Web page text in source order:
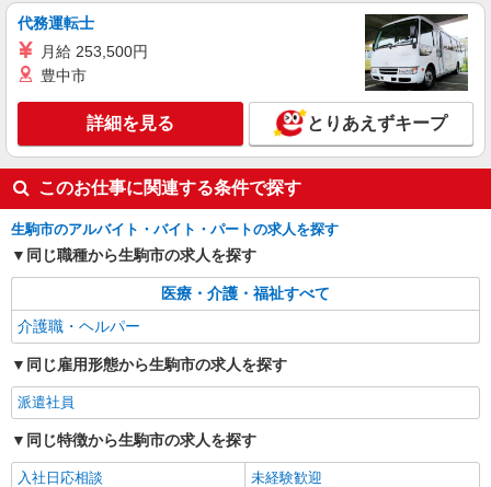
詳細を見る
株式会社kotrio /●NR-H-2100693
生駒市！看護助手で未経験から病院デビュー♪
時給1500円〜2125円 ＜日払い有/週払い有/交
通費全支給(ガソリン代含む)＞
生駒市 最寄駅：学研北生駒駅
キープ
代務運転士
月給 253,500円
豊中市
詳細を見る とりあえずキープ
このお仕事に関連する条件で探す
生駒市のアルバイト・バイト・パートの求人を探す
同じ職種から生駒市の求人を探す
医療・介護・福祉すべて
介護職・ヘルパー
同じ雇用形態から生駒市の求人を探す
派遣社員
同じ特徴から生駒市の求人を探す
入社日応相談
未経験歓迎